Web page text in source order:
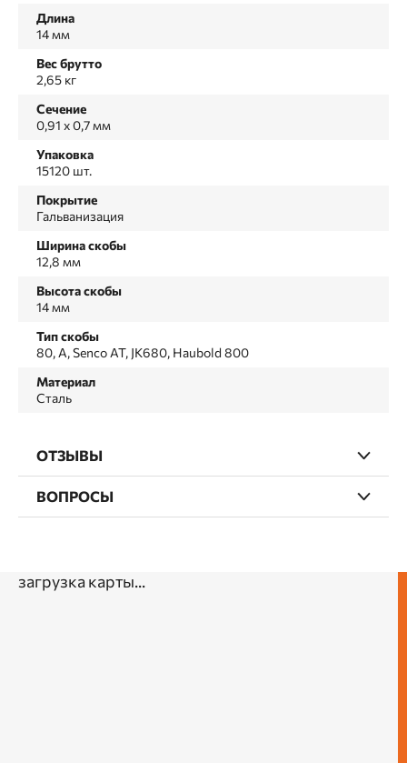
Длина
14 мм
Вес брутто
2,65 кг
Сечение
0,91 x 0,7 мм
Упаковка
15120 шт.
Покрытие
Гальванизация
Ширина скобы
12,8 мм
Высота скобы
14 мм
Тип скобы
80, А, Senco AT, JK680, Haubold 800
Материал
Сталь
ОТЗЫВЫ
ВОПРОСЫ
загрузка карты...